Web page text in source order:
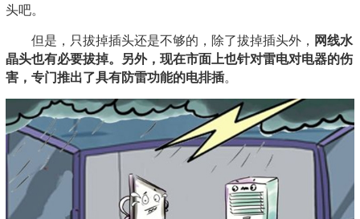
头吧。
但是，只拔掉插头还是不够的，除了拔掉插头外， 网线水
晶头也有必要拔掉。另外，现在市面上也针对雷电对电器的伤
害，专门推出了具有防雷功能的电排插。